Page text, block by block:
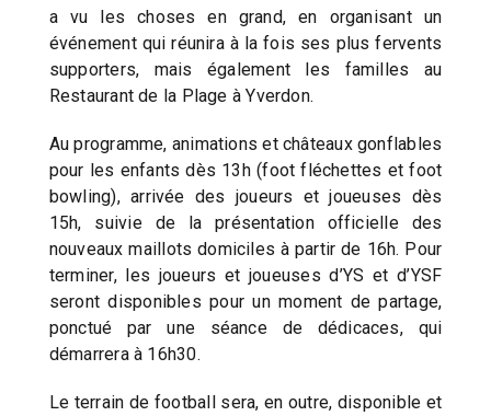
a vu les choses en grand, en organisant un
événement qui réunira à la fois ses plus fervents
supporters, mais également les familles au
Restaurant de la Plage à Yverdon.
Au programme, animations et châteaux gonflables
pour les enfants dès 13h (foot fléchettes et foot
bowling), arrivée des joueurs et joueuses dès
15h, suivie de la présentation officielle des
nouveaux maillots domiciles à partir de 16h. Pour
terminer, les joueurs et joueuses d’YS et d’YSF
seront disponibles pour un moment de partage,
ponctué par une séance de dédicaces, qui
démarrera à 16h30.
Le terrain de football sera, en outre, disponible et